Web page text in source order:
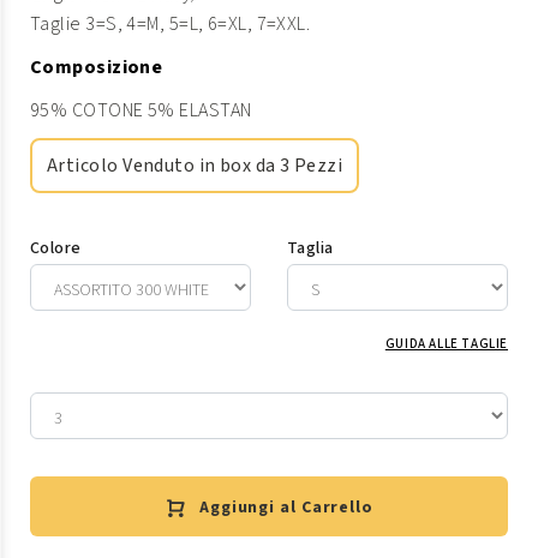
Taglie 3=S, 4=M, 5=L, 6=XL, 7=XXL.
Composizione
95% COTONE 5% ELASTAN
Articolo Venduto in box da 3 Pezzi
Colore Taglia
GUIDA ALLE TAGLIE
Aggiungi al Carrello